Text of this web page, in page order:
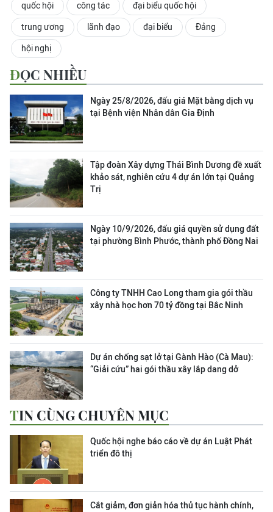
quốc hội công tác đại biểu quốc hội
trung ương lãnh đạo đại biểu Đảng
hội nghị
ĐỌC NHIỀU
Ngày 25/8/2026, đấu giá Mặt bằng dịch vụ
tại Bệnh viện Nhân dân Gia Định
Tập đoàn Xây dựng Thái Bình Dương đề xuất
khảo sát, nghiên cứu 4 dự án lớn tại Quảng
Trị
Ngày 10/9/2026, đấu giá quyền sử dụng đất
tại phường Bình Phước, thành phố Đồng Nai
Công ty TNHH Cao Long tham gia gói thầu
xây nhà học hơn 70 tỷ đồng tại Bắc Ninh
Dự án chống sạt lở tại Gành Hào (Cà Mau):
“Giải cứu” hai gói thầu xây lắp dang dở
TIN CÙNG CHUYÊN MỤC
Quốc hội nghe báo cáo về dự án Luật Phát
triển đô thị
Cắt giảm, đơn giản hóa thủ tục hành chính,